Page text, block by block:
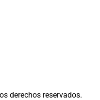
derechos reservados.